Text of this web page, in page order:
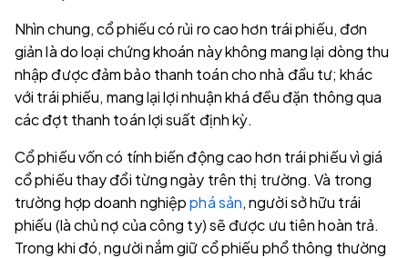
Nhìn chung, cổ phiếu có rủi ro cao hơn trái phiếu, đơn
giản là do loại chứng khoán này không mang lại dòng thu
nhập được đảm bảo thanh toán cho nhà đầu tư; khác
với trái phiếu, mang lại lợi nhuận khá đều đặn thông qua
các đợt thanh toán lợi suất định kỳ.
Cổ phiếu vốn có tính biến động cao hơn trái phiếu vì giá
cổ phiếu thay đổi từng ngày trên thị trường. Và trong
trường hợp doanh nghiệpphá sản, người sở hữu trái
phiếu (là chủ nợ của công ty) sẽ được ưu tiên hoàn trả.
Trong khi đó, người nắm giữ cổ phiếu phổ thông thường